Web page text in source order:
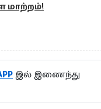
மாற்றம்!
இல் இணைந்து